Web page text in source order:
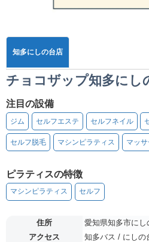
知多にしの台店
チョコザップ知多にし
注目の設備
ジム セルフエステ セルフネイル
セルフ脱毛 マシンピラティス マッ
ピラティスの特徴
マシンピラティス セルフ
住所
愛知県知多市に
アクセス
知多バス / にし